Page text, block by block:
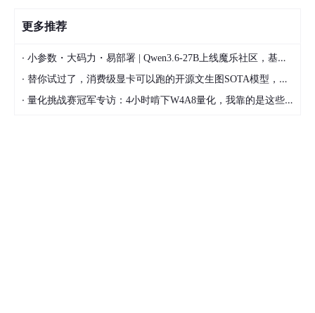
更多推荐
· 小参数・大码力・易部署 | Qwen3.6-27B上线魔乐社区，基于昇腾的部署教程来了
· 替你试过了，消费级显卡可以跑的开源文生图SOTA模型，顶级渲染、高密度文本绘图
· 量化挑战赛冠军专访：4小时啃下W4A8量化，我靠的是这些经验